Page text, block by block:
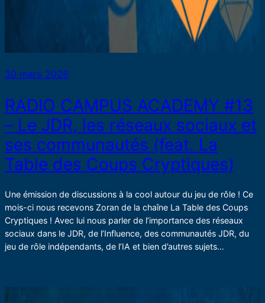
30 mars 2026
RADIO CAMPUS ACADEMY #13
– Le JDR, les réseaux sociaux et
ses communautés (feat. La
Table des Coups Cryptiques)
Une émission de discussions à la cool autour du jeu de rôle ! Ce
mois-ci nous recevons Zoran de la chaîne La Table des Coups
Cryptiques ! Avec lui nous parler de l’importance des réseaux
sociaux dans le JDR, de l’Influence, des communautés JDR, du
jeu de rôle indépendants, de l’IA et bien d’autres sujets…